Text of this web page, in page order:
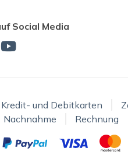
Social Media
Kredit- und Debitkarten
Nachnahme
Rechnung